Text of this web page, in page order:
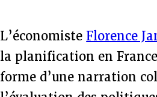
L’économisteFlorence
la planification en
forme d’une narration